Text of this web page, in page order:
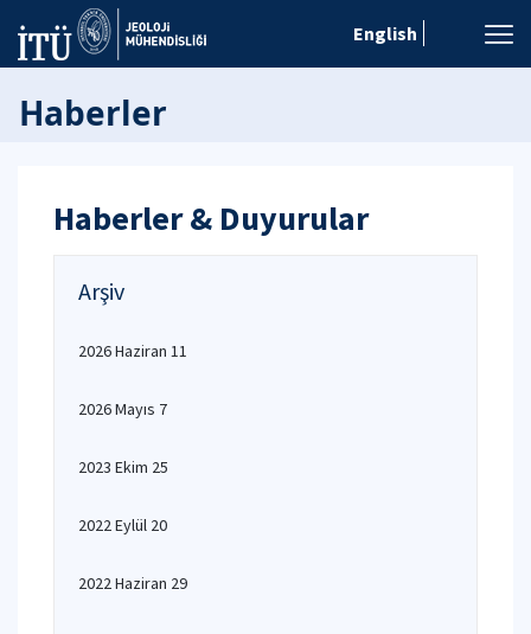
English
Haberler
Haberler & Duyurular
Arşiv
2026 Haziran 11
2026 Mayıs 7
2023 Ekim 25
2022 Eylül 20
2022 Haziran 29